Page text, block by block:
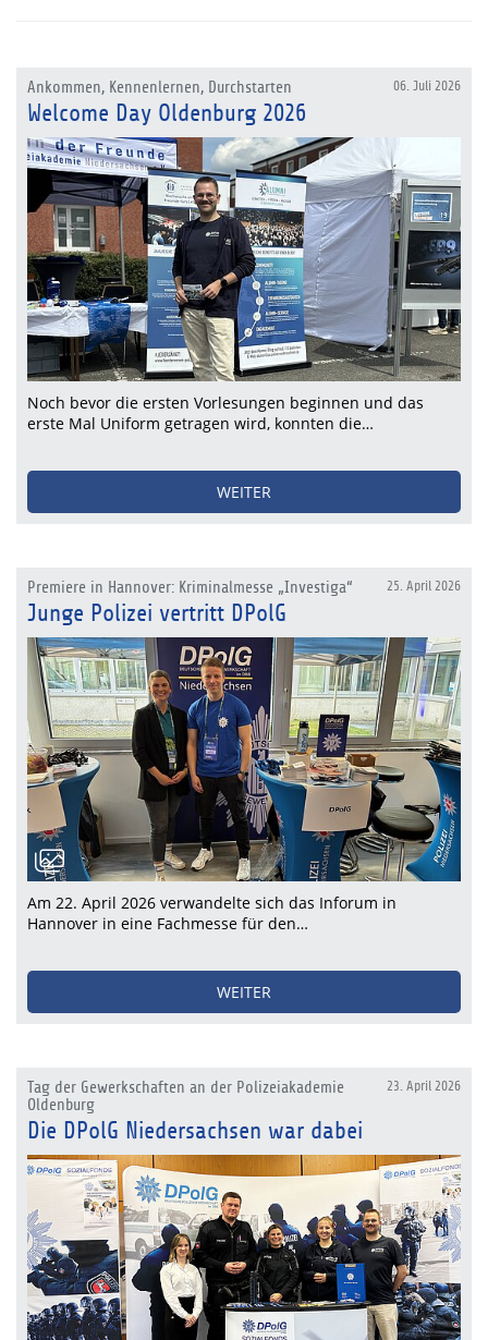
06. Juli 2026
Ankommen, Kennenlernen, Durchstarten
Welcome Day Oldenburg 2026
Noch bevor die ersten Vorlesungen beginnen und das
erste Mal Uniform getragen wird, konnten die…
WEITER
25. April 2026
Premiere in Hannover: Kriminalmesse „Investiga“
Junge Polizei vertritt DPolG
Am 22. April 2026 verwandelte sich das Inforum in
Hannover in eine Fachmesse für den…
WEITER
23. April 2026
Tag der Gewerkschaften an der Polizeiakademie
Oldenburg
Die DPolG Niedersachsen war dabei